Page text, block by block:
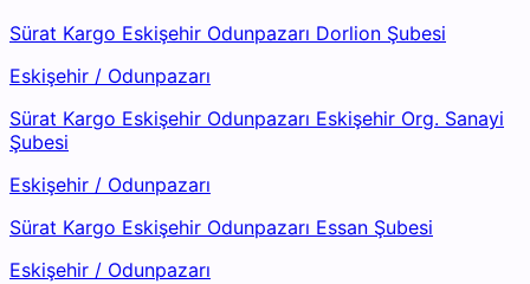
Sürat Kargo Eskişehir Odunpazarı Dorlion Şubesi
Eskişehir / Odunpazarı
Sürat Kargo Eskişehir Odunpazarı Eskişehir Org. Sanayi
Şubesi
Eskişehir / Odunpazarı
Sürat Kargo Eskişehir Odunpazarı Essan Şubesi
Eskişehir / Odunpazarı